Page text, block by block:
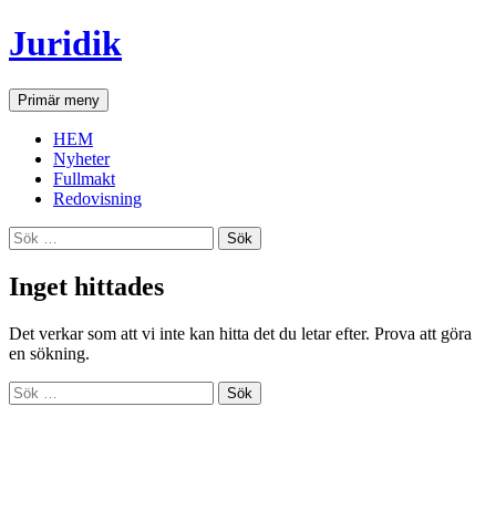
Hoppa
till
Juridik
SökPrimär meny
HEM
Nyheter
Fullmakt
Redovisning
Sök
efter:
Inget hittades
Det verkar som att vi inte kan hitta det du letar efter. Prova att göra
en sökning.
Sök
efter: